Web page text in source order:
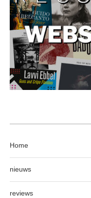
Home
nieuws
reviews